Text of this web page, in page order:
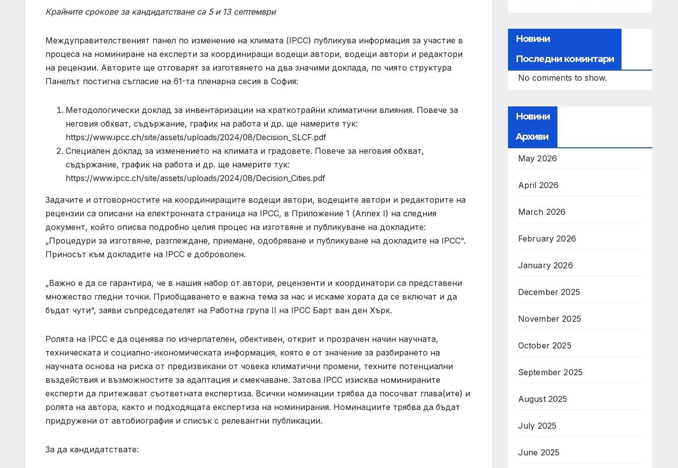
Крайните срокове за кандидатстване са 5 и 13 септември
Междуправителственият панел по изменение на климата (IPCC) публикува информация за участие в
процеса на номиниране на експерти за координиращи водещи автори, водещи автори и редактори
на рецензии. Авторите ще отговарят за изготвянето на два значими доклада, по чиято структура
Панелът постигна съгласие на 61-та пленарна сесия в София:
Методологически доклад за инвентаризации на краткотрайни климатични влияния. Повече за
неговия обхват, съдържание, график на работа и др. ще намерите тук:
https://www.ipcc.ch/site/assets/uploads/2024/08/Decision_SLCF.pdf
Специален доклад за изменението на климата и градовете. Повече за неговия обхват,
съдържание, график на работа и др. ще намерите тук:
https://www.ipcc.ch/site/assets/uploads/2024/08/Decision_Cities.pdf
Задачите и отговорностите на координиращите водещи автори, водещите автори и редакторите на
рецензии са описани на електронната страница на IPCC, в Приложение 1 (Annex I) на следния
документ, който описва подробно целия процес на изготвяне и публикуване на докладите:
„Процедури за изготвяне, разглеждане, приемане, одобряване и публикуване на докладите на IPCC“.
Приносът към докладите на IPCC е доброволен.
„Важно е да се гарантира, че в нашия набор от автори, рецензенти и координатори са представени
множество гледни точки. Приобщаването е важна тема за нас и искаме хората да се включат и да
бъдат чути“, заяви съпредседателят на Работна група II на IPCC Барт ван ден Хърк.
Ролята на IPCC е да оценява по изчерпателен, обективен, открит и прозрачен начин научната,
техническата и социално-икономическата информация, която е от значение за разбирането на
научната основа на риска от предизвикани от човека климатични промени, техните потенциални
въздействия и възможностите за адаптация и смекчаване. Затова IPCC изисква номинираните
експерти да притежават съответната експертиза. Всички номинации трябва да посочват глава(ите) и
ролята на автора, както и подходящата експертиза на номинирания. Номинациите трябва да бъдат
придружени от автобиография и списък с релевантни публикации.
За да кандидатствате:
Новини
Последни коминтари
No comments to show.
Новини
Архиви
May 2026
April 2026
March 2026
February 2026
January 2026
December 2025
November 2025
October 2025
September 2025
August 2025
July 2025
June 2025